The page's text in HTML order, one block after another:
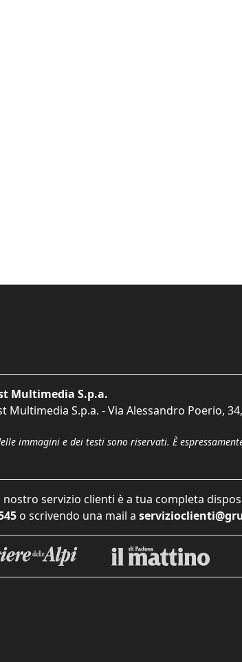
Multimedia S.p.a.
Multimedia S.p.a. - Via Alessandro Poerio, 34,
immagini e dei testi sono riservati. È
servizio clienti è a tua completa
o scrivendo una mail a